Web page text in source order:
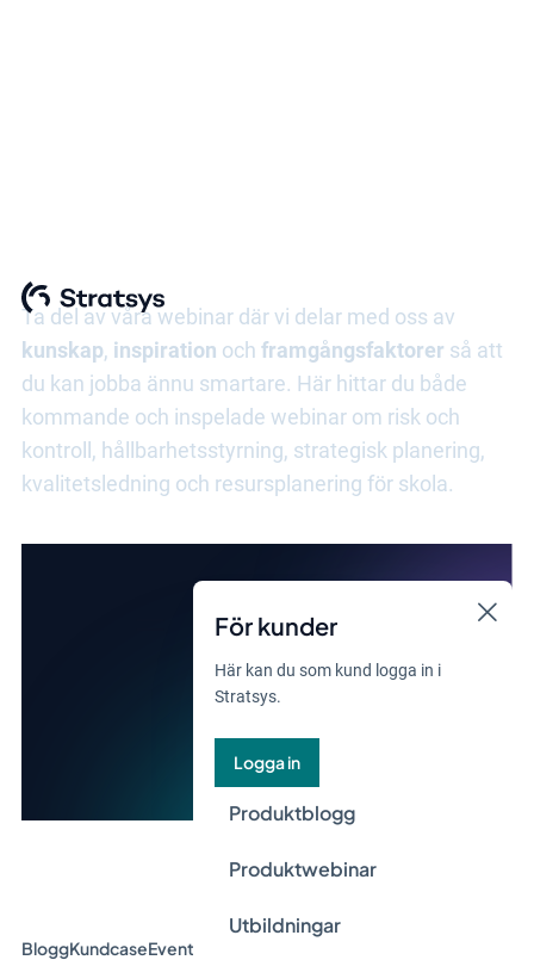
För kunder
Här kan du som kund logga in i
Stratsys.
Logga in
Produktblogg
Produktwebinar
Utbildningar
Ta del av våra webinar där vi delar med oss av
kunskap, inspiration och framgångsfaktorer så att
du kan jobba ännu smartare. Här hittar du både
kommande och inspelade webinar om risk och
kontroll, hållbarhetsstyrning, strategisk planering,
kvalitetsledning och resursplanering för skola.
BloggKundcaseEvent & Webinar